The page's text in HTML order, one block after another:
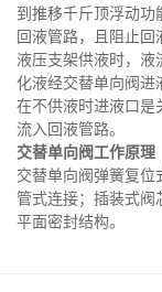
到推移千斤顶浮动功
回液管路，且阻止
液压支架供液时，液
化液经交替单向阀进
在不供液时进液口是
流入回液管路。
交替单向阀工作原理
交替单向阀弹簧复位
管式连接；插装式阀
平面密封结构。